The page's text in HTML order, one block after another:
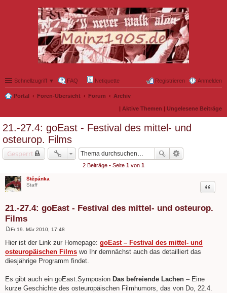
Schnellzugriff ▼ FAQ Netiquette Anmelden
Registrieren
Portal Foren-Übersicht Forum Archiv
| Aktive Themen | Ungelesene Beiträge
21.-27.4: goEast - Festival des mittel- und
osteurop. Films
Gesperrt
2 Beiträge • Seite 1 von 1
Štěpánka
Staff
21.-27.4: goEast - Festival des mittel- und osteurop.
Films
Zitat
t
a
Fr 19. Mär 2010, 17:48
Hier ist der Link zur Homepage: goEast – Festival des mittel- und
osteuropäischen Films wo Ihr demnächst auch das detailliert das
diesjährige Programm findet.
Es gibt auch ein goEast.Symposion Das befreiende Lachen – Eine
kurze Geschichte des osteuropäischen Filmhumors, das von Do, 22.4.